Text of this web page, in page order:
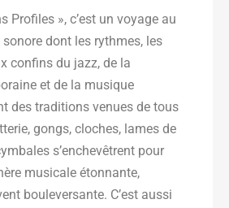
Profiles », c’est un voyage au
dont les rythmes, les
confins du jazz, de la
et de la musique
des traditions venues de tous
gongs, cloches, lames de
s’enchevêtrent pour
musicale étonnante,
bouleversante. C’est aussi